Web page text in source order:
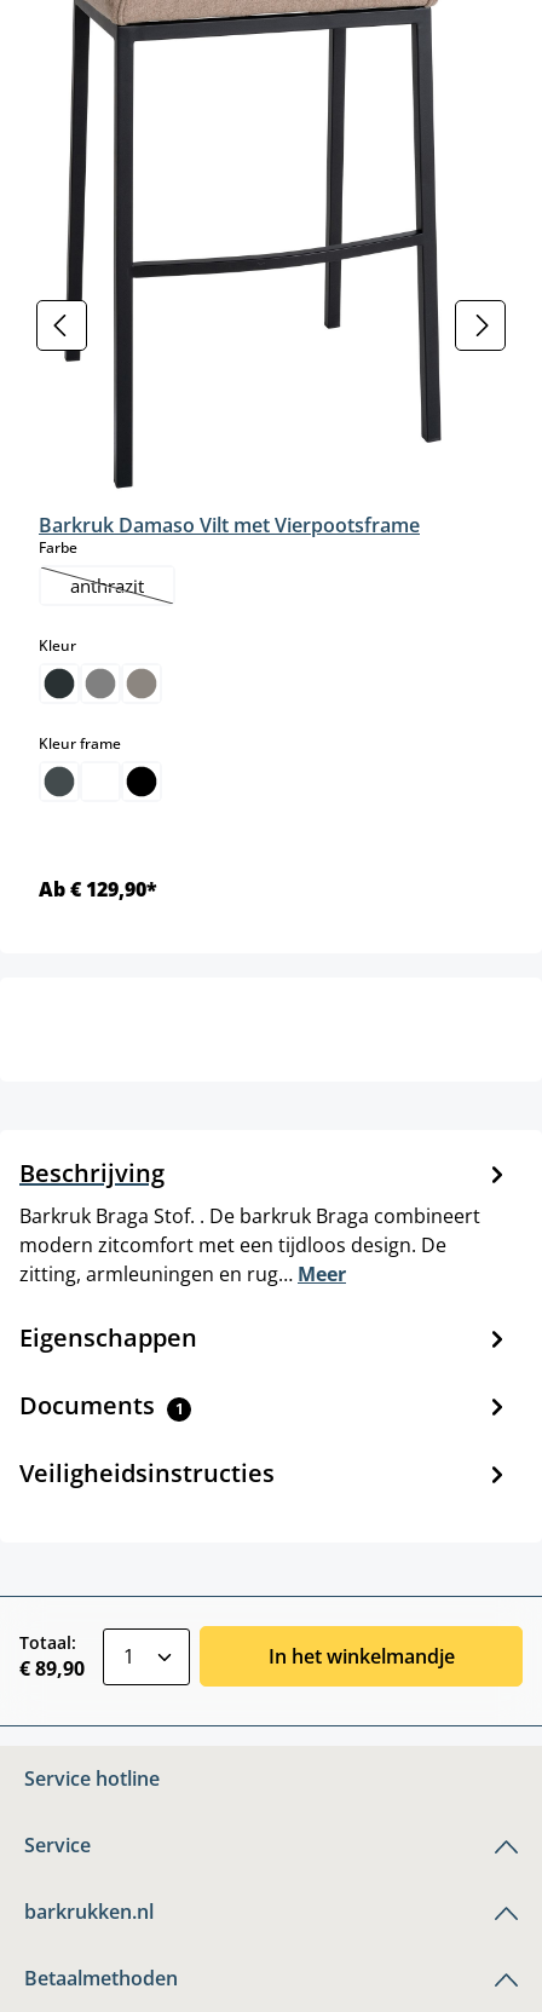
Barkruk Damaso Vilt met Vierpootsframe
Farbeselect
anthrazit
(Deze optie is momenteel niet beschikbaar.)
Kleurselect
Kleur frameselect
Ab € 129,90*
Beschrijving
Barkruk Braga Stof. . De barkruk Braga combineert
modern zitcomfort met een tijdloos design. De
zitting, armleuningen en rug… Meer
Eigenschappen
Documents 1
Veiligheidsinstructies
Totaal:
€ 89,90 In het winkelmandje
Service hotline
Service
barkrukken.nl
Betaalmethoden